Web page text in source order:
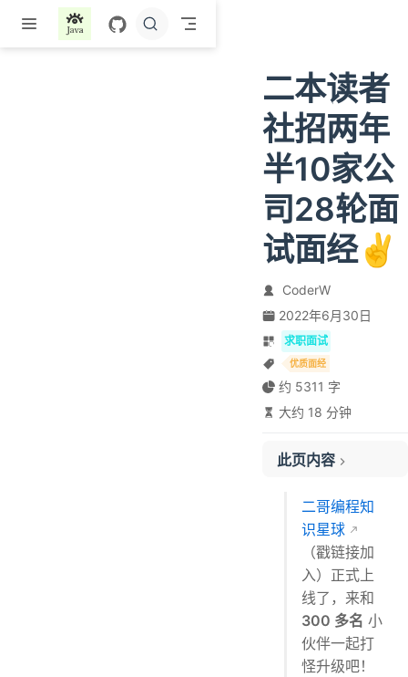
跳至主要內容
二本读者
社招两年
半10家公
司28轮面
试面经✌️
CoderW
2022年6月30日
求职面试
优质面经
约 5311 字
大约 18 分钟
此页内容
复习
算法
面试过程
自我介绍
技术讨论
编程环节
二哥编程知
识星球
（戳链接加
入）正式上
线了，来和
300 多名 小
伙伴一起打
怪升级吧！